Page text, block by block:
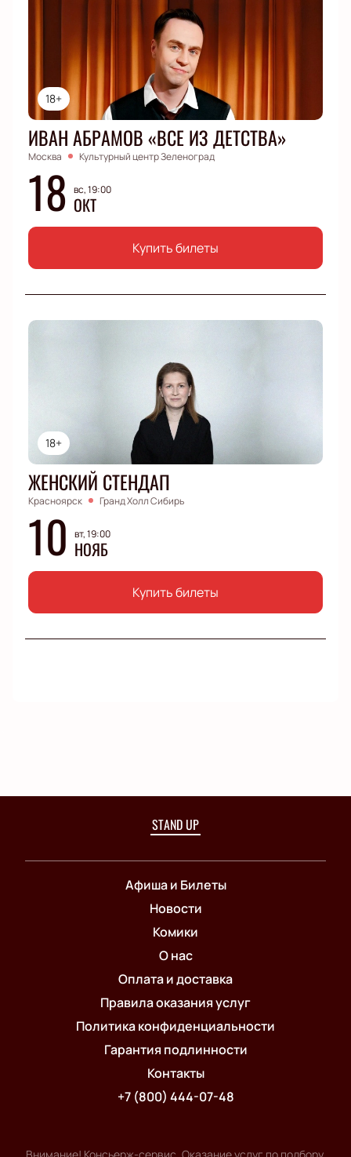
18+
ИВАН АБРАМОВ «ВСЕ ИЗ ДЕТСТВА»
Москва Культурный центр Зеленоград
18 вс, 19:00
ОКТ
Купить билеты
18+
ЖЕНСКИЙ СТЕНДАП
Красноярск Гранд Холл Сибирь
10 вт, 19:00
НОЯБ
Купить билеты
STAND UP
Афиша и Билеты
Новости
Комики
О нас
Оплата и доставка
Правила оказания услуг
Политика конфиденциальности
Гарантия подлинности
Контакты
+7 (800) 444-07-48